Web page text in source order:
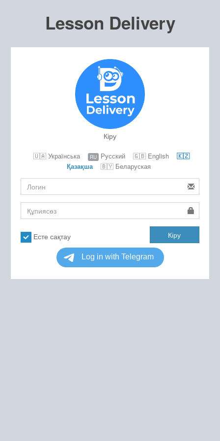
Lesson Delivery
Кіру
🇺🇦 Українська RU Русский 🇬🇧 English
🇰🇿
Қазақша
🇧🇾 Беларуская
Есте сақтау Кіру